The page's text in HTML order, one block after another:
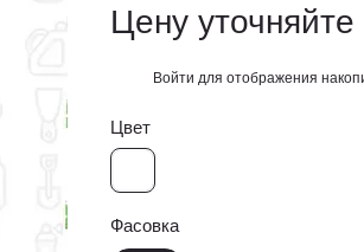
Цену уточняйте
Войти для отображения
Цвет
Фасовка